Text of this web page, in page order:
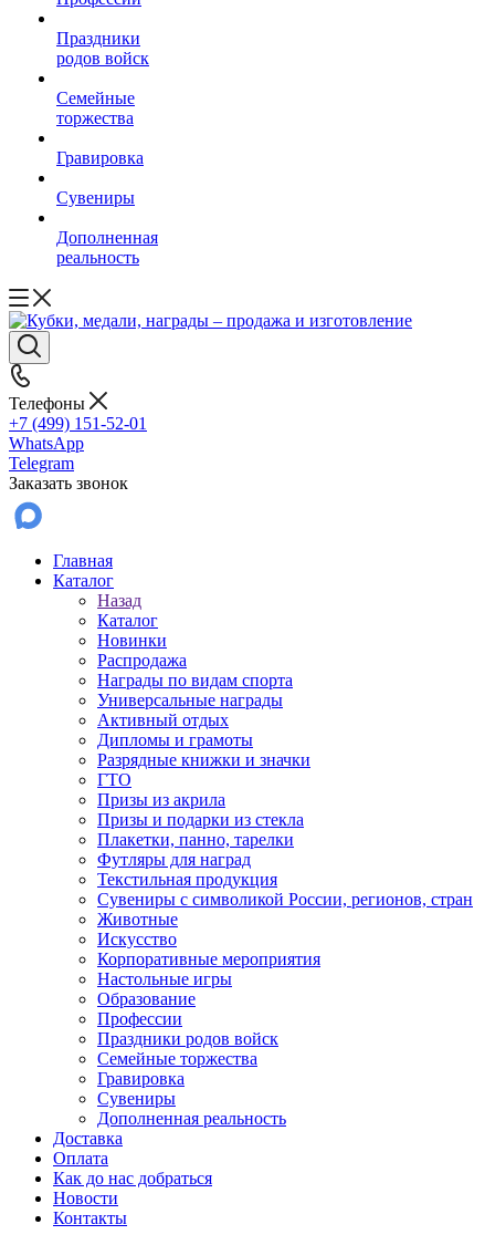
Праздники
родов войск
Семейные
торжества
Гравировка
Сувениры
Дополненная
реальность
Телефоны
+7 (499) 151-52-01
WhatsApp
Telegram
Заказать звонок
Главная
Каталог
Назад
Каталог
Новинки
Распродажа
Награды по видам спорта
Универсальные награды
Активный отдых
Дипломы и грамоты
Разрядные книжки и значки
ГТО
Призы из акрила
Призы и подарки из стекла
Плакетки, панно, тарелки
Футляры для наград
Текстильная продукция
Сувениры с символикой России, регионов, стран
Животные
Искусство
Корпоративные мероприятия
Настольные игры
Образование
Профессии
Праздники родов войск
Семейные торжества
Гравировка
Сувениры
Дополненная реальность
Доставка
Оплата
Как до нас добраться
Новости
Контакты